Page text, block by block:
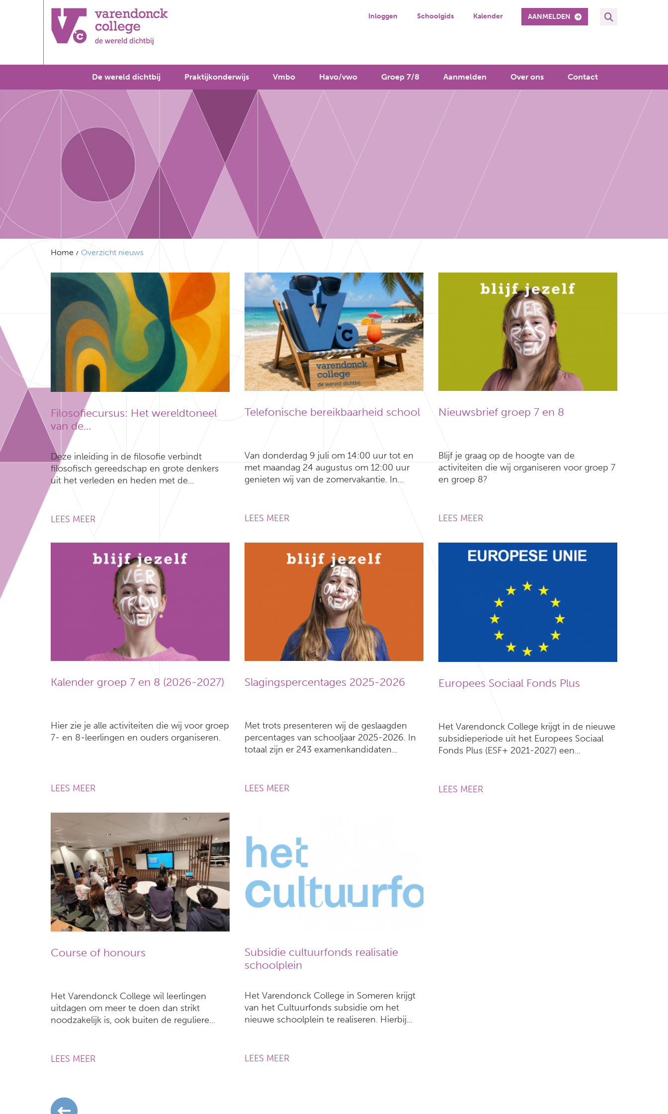
Inloggen Schoolgids Kalender AANMELDEN
De wereld dichtbij Praktijkonderwijs Vmbo Havo/vwo Groep 7/8 Aanmelden Over ons Contact
Home Overzicht nieuws
Filosofiecursus: Het wereldtoneel
van de...
Deze inleiding in de filosofie verbindt
filosofisch gereedschap en grote denkers
uit het verleden en heden met de...
LEES MEER
Telefonische bereikbaarheid school
Van donderdag 9 juli om 14:00 uur tot en
met maandag 24 augustus om 12:00 uur
genieten wij van de zomervakantie. In...
LEES MEER
Nieuwsbrief groep 7 en 8
Blijf je graag op de hoogte van de
activiteiten die wij organiseren voor groep 7
en groep 8?
LEES MEER
Kalender groep 7 en 8 (2026-2027)
Hier zie je alle activiteiten die wij voor groep
7- en 8-leerlingen en ouders organiseren.
LEES MEER
Slagingspercentages 2025-2026
Met trots presenteren wij de geslaagden
percentages van schooljaar 2025-2026. In
totaal zijn er 243 examenkandidaten...
LEES MEER
Europees Sociaal Fonds Plus
Het Varendonck College krijgt in de nieuwe
subsidieperiode uit het Europees Sociaal
Fonds Plus (ESF+ 2021-2027) een...
LEES MEER
Course of honours
Het Varendonck College wil leerlingen
uitdagen om meer te doen dan strikt
noodzakelijk is, ook buiten de reguliere...
LEES MEER
Subsidie cultuurfonds realisatie
schoolplein
Het Varendonck College in Someren krijgt
van het Cultuurfonds subsidie om het
nieuwe schoolplein te realiseren. Hierbij...
LEES MEER